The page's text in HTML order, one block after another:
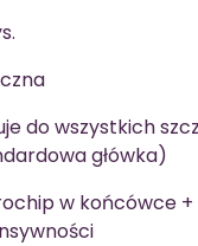
do wszystkich
główka)
w końcówce